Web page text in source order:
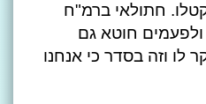
חתולאי ברמ"ח
איבריו, משחק ב-PS4 ולפעמים חוטא גם
לו וזה בסדר כי אנחנו